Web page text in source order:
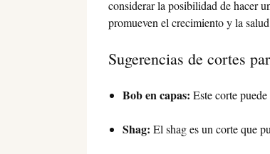
considerar la posibilidad de hacer
promueven el crecimiento y la
Sugerencias de cortes
Bob en capas: Este corte
Shag: El shag es un corte que